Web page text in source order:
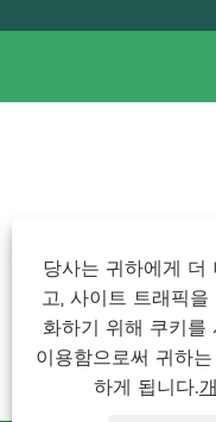
당사는 귀하에게
고, 사이트 트래픽
화하기 위해 쿠키를
이용함으로써 귀하
하게 됩니다.